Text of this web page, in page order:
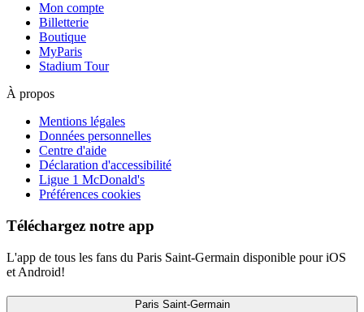
Mon compte
Billetterie
Boutique
MyParis
Stadium Tour
À propos
Mentions légales
Données personnelles
Centre d'aide
Déclaration d'accessibilité
Ligue 1 McDonald's
Préférences cookies
Téléchargez notre app
L'app de tous les fans du Paris Saint-Germain disponible pour iOS
et Android!
Paris Saint-Germain